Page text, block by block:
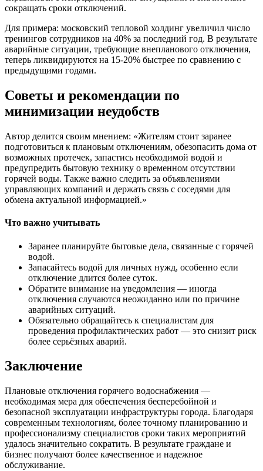
сокращать сроки отключений.
Для примера: московский тепловой холдинг увеличил число
тренингов сотрудников на 40% за последний год. В результате
аварийные ситуации, требующие внепланового отключения,
теперь ликвидируются на 15-20% быстрее по сравнению с
предыдущими годами.
Советы и рекомендации по
минимизации неудобств
Автор делится своим мнением: «Жителям стоит заранее
подготовиться к плановым отключениям, обезопасить дома от
возможных протечек, запастись необходимой водой и
предупредить бытовую технику о временном отсутствии
горячей воды. Также важно следить за объявлениями
управляющих компаний и держать связь с соседями для
обмена актуальной информацией.»
Что важно учитывать
Заранее планируйте бытовые дела, связанные с горячей
водой.
Запасайтесь водой для личных нужд, особенно если
отключение длится более суток.
Обратите внимание на уведомления — иногда
отключения случаются неожиданно или по причине
аварийных ситуаций.
Обязательно обращайтесь к специалистам для
проведения профилактических работ — это снизит риск
более серьёзных аварий.
Заключение
Плановые отключения горячего водоснабжения —
необходимая мера для обеспечения бесперебойной и
безопасной эксплуатации инфраструктуры города. Благодаря
современным технологиям, более точному планированию и
профессионализму специалистов сроки таких мероприятий
удалось значительно сократить. В результате граждане и
бизнес получают более качественное и надежное
обслуживание.